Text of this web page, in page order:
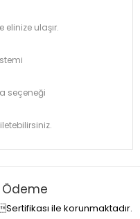
elinize ulaşır.
seçeneği
Ödeme
ile korunmaktadır.